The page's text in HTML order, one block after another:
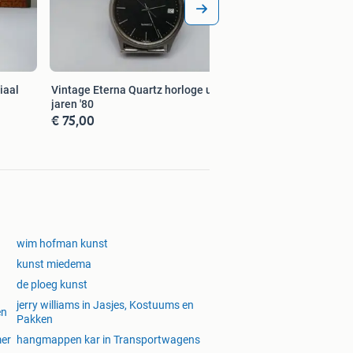
Vintage Eterna Quartz horloge uit de
jaren '80
€ 75,00
wim hofman kunst
kunst miedema
de ploeg kunst
jerry williams in Jasjes, Kostuums en
Pakken
hangmappen kar in Transportwagens